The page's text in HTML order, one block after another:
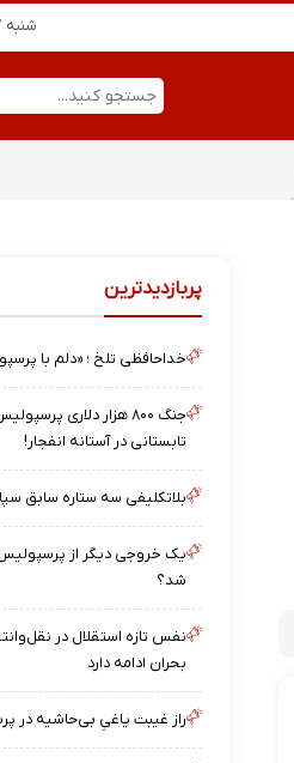
شنبه ۱۷ مرداد ۱۴۰۵
پربازدیدترین
خداحافظی تلخ ؛ «دلم با
جنگ ۸۰۰ هزار دلاری
تابستانی در آستانه انفجار!
بلاتکلیفی سه ستاره سابق
یک خروجی دیگر از
شد؟
بحران ادامه دارد
راز غیبت یاغیِ بی‌حاشیه در